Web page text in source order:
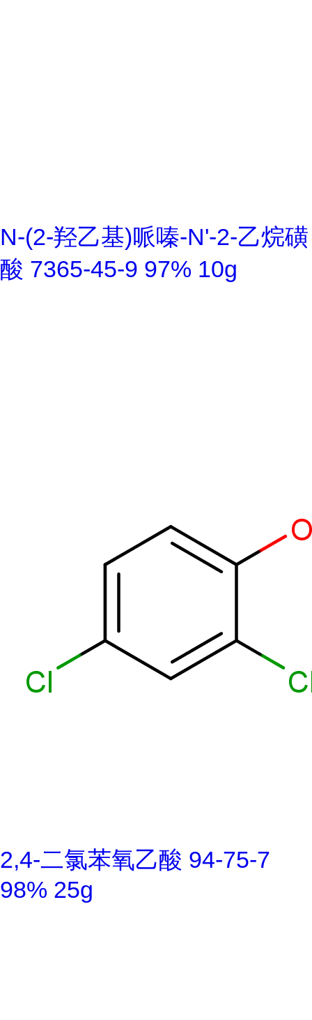
N-(2-羟乙基)哌嗪-N'-2-乙烷磺
酸 7365-45-9 97% 10g
2,4-二氯苯氧乙酸 94-75-7
98% 25g